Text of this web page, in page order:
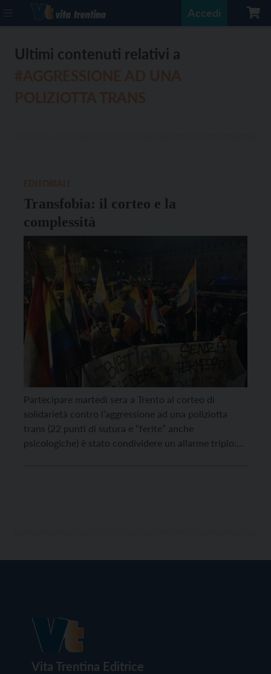
Accedi
Ultimi contenuti relativi a
Transfobia: il corteo e la
complessità
Partecipare martedì sera a Trento al corteo di
solidarietà contro l’aggressione ad una poliziotta
trans (22 punti di sutura e “ferite” anche
psicologiche) è stato condividere un allarme triplo:
Vita Trentina Editrice